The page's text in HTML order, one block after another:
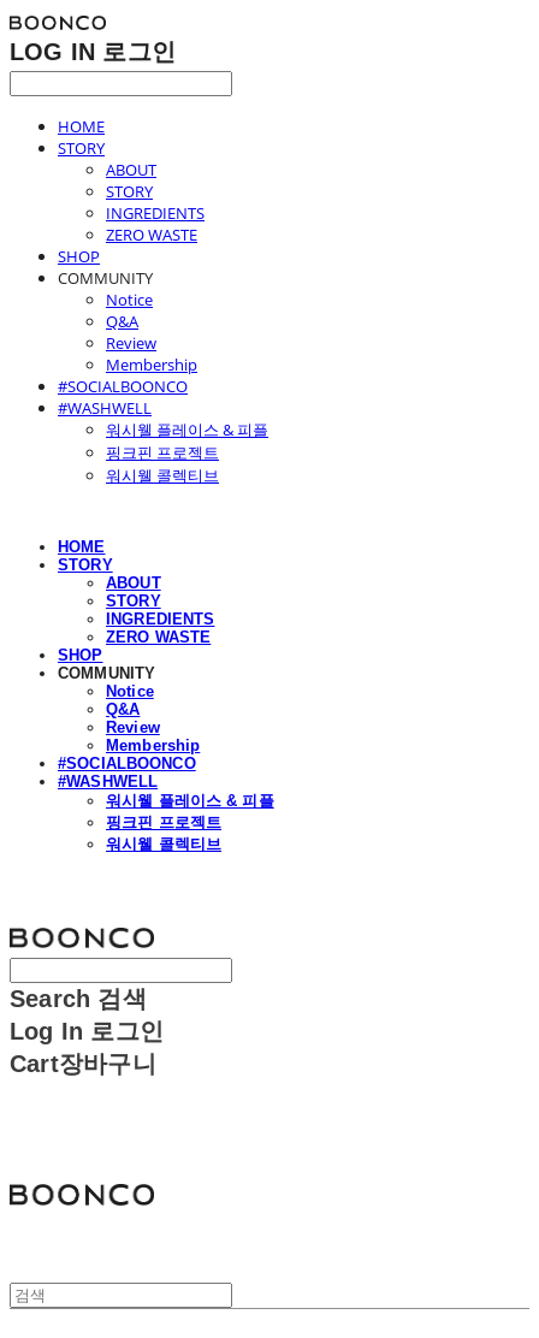
LOG IN 로그인
HOME
STORY
ABOUT
STORY
INGREDIENTS
ZERO WASTE
SHOP
COMMUNITY
Notice
Q&A
Review
Membership
#SOCIALBOONCO
#WASHWELL
워시웰 플레이스 & 피플
핑크핀 프로젝트
워시웰 콜렉티브
HOME
STORY
ABOUT
STORY
INGREDIENTS
ZERO WASTE
SHOP
COMMUNITY
Notice
Q&A
Review
Membership
#SOCIALBOONCO
#WASHWELL
워시웰 플레이스 & 피플
핑크핀 프로젝트
워시웰 콜렉티브
Search 검색
Log In 로그인
Cart장바구니